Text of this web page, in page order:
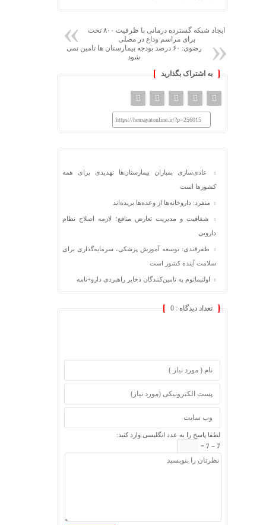
ایجاد شبکه گسترده درمانی با ظرفیت ۸۰۰ تخت
برای مراسم وداع در مصلی
رضوی: ۶۰ درصد بودجه بیمارستان ها تامین نمی
شود
به اشتراک بگذارید
https://hemayatonline.ir/?p=256015
عادی‌سازی بمباران بیمارستان‌ها تهدیدی برای همه
کشورها است
منفرد: داروخانه‌ها از وعده‌ها بریده‌اند
شفافیت و مدیریت تعارض منافع؛ لازمه اصلاح نظام
دارویی
ظفرقندی: توسعه آموزش پزشکی، سرمایه‌گذاری برای
سلامت آینده کشور است
اولتیماتوم به تامین‌کنندگان ذخایر راهبردی دارو+نامه
تعداد دیدگاه : 0
لطفا پاسخ را به عدد انگلیسی وارد کنید:
7 − 7 =